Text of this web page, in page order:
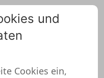
und
Cookies ein,